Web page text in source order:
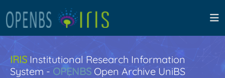
IRISInstitutional Research Information
System - OPENBS Open Archive UniBS